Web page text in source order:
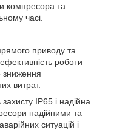
компресора та
часі.
приводу та
роботи
зниження
витрат.
IP65 і надійна
надійними та
ситуацій і